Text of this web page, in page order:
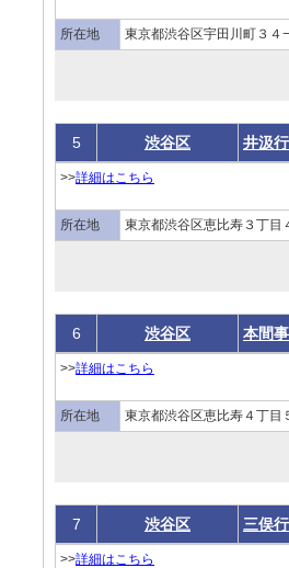
所在地 東京都渋谷区宇田川町３４
5 渋谷区 井汲
>>詳細はこちら
所在地 東京都渋谷区恵比寿３丁目
6 渋谷区 本間
>>詳細はこちら
所在地 東京都渋谷区恵比寿４丁目
7 渋谷区 三俣
>>詳細はこちら